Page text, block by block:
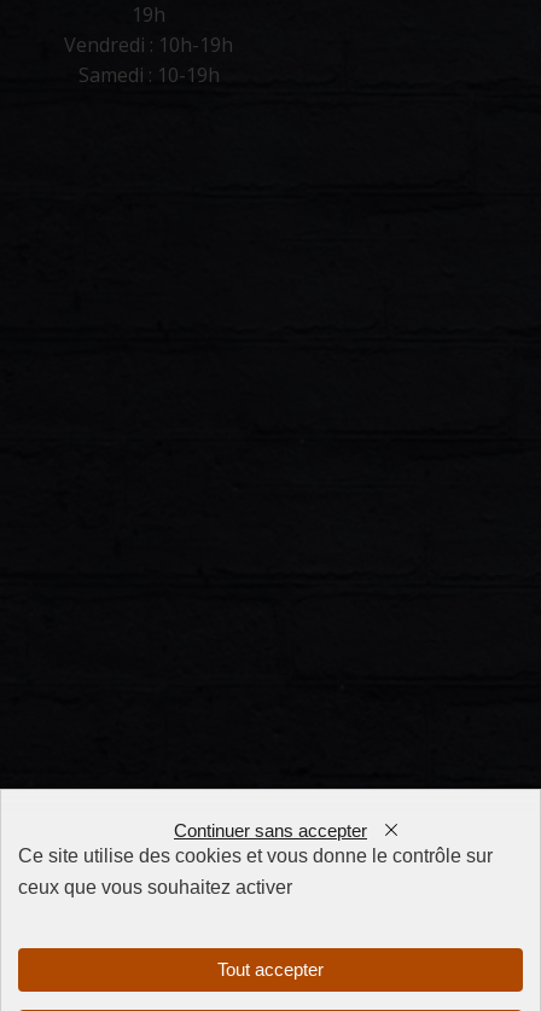
19h
Vendredi : 10h-19h
Samedi : 10-19h
Mentions
légales
Ce site utilise des cookies et vous donne le contrôle sur
ceux que vous souhaitez activer
Tout accepter
Continuer sans accepter